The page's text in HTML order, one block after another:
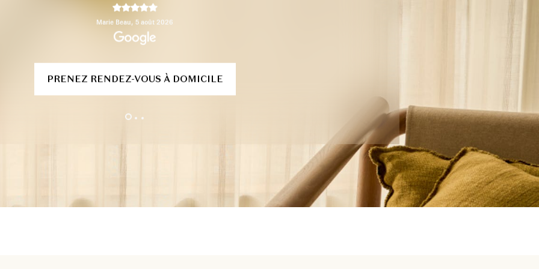
max p, 29 juillet 2026
PRENEZ RENDEZ-VOUS À DOMICILE